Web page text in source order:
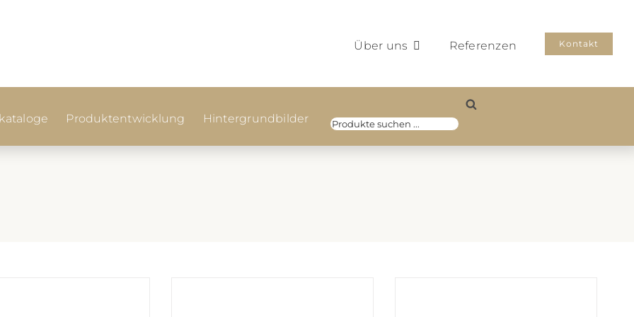
Über uns Referenzen Kontakt
Produktentwicklung Hintergrundbilder
Products